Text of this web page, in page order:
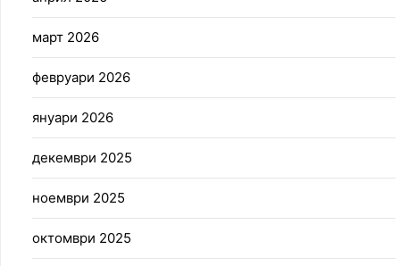
март 2026
февруари 2026
януари 2026
декември 2025
ноември 2025
октомври 2025